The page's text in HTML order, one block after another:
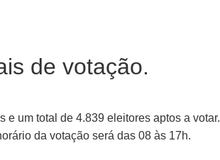
de votação.
um total de 4.839 eleitores aptos a votar.
da votação será das 08 às 17h.